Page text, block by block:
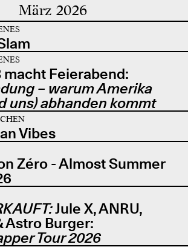
März 2026
macht Feierabend:
– warum Amerika
uns) abhanden kommt
Vibes
Zéro - Almost Summer
Jule X, ANRU,
Astro Burger:
Tour 2026